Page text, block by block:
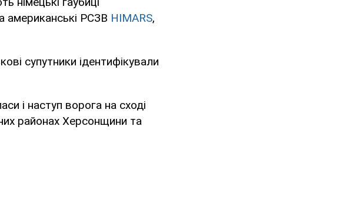
американські РСЗВ HIMARS,
супутники ідентифікували
і наступ ворога на сході
районах Херсонщини та